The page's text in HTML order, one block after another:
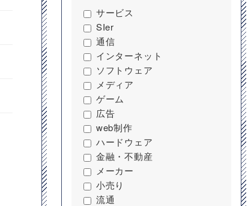
サービス
SIer
通信
インターネット
ソフトウェア
メディア
ゲーム
広告
web制作
ハードウェア
金融・不動産
メーカー
小売り
流通